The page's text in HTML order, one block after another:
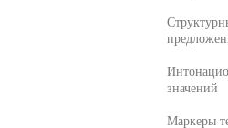
значений
Маркеры